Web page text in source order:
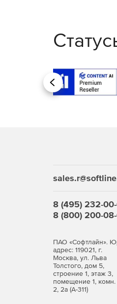
Назад
8 (495) 232-
8 (800) 200-
ПАО «Софтлайн».
адрес: 119021, г.
Москва, ул. Льва
Толстого, дом 5,
строение 1, этаж 3,
помещение 1,
2, 2а (А-311)